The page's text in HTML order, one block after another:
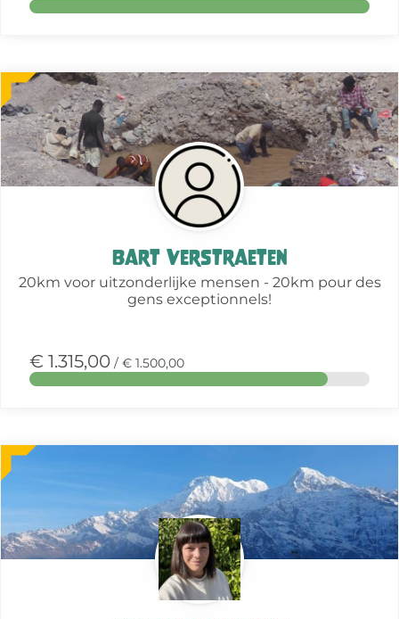
Bart Verstraeten
20km voor uitzonderlijke mensen - 20km pour des
gens exceptionnels!
€ 1.315,00 / € 1.500,00
Meer
over
deze
actie
Meer
over
deze